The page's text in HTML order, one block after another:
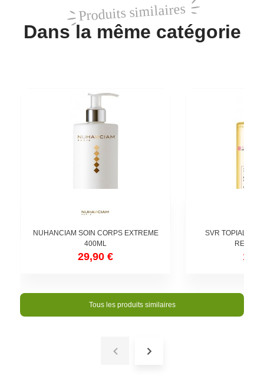
Produits similaires
Dans la même catégorie
NUHANCIAM SOIN CORPS EXTREME
400ML
29,90 €
SVR TOPIALYSE
Tous les produits similaires